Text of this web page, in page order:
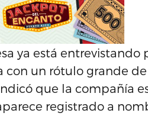
ya está
con un rótulo grande
que la compañía
registrado a